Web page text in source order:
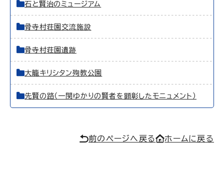
石と賢治のミュージアム
骨寺村荘園交流施設
骨寺村荘園遺跡
大籠キリシタン殉教公園
先賢の路（一関ゆかりの賢者を顕彰したモニュメント）
前のページへ戻る ホームに戻る